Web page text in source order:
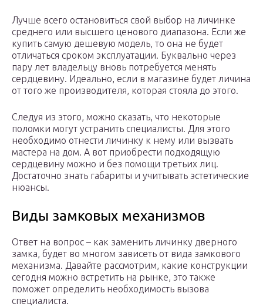
Лучше всего остановиться свой выбор на личинке
среднего или высшего ценового диапазона. Если же
купить самую дешевую модель, то она не будет
отличаться сроком эксплуатации. Буквально через
пару лет владельцу вновь потребуется менять
сердцевину. Идеально, если в магазине будет личина
от того же производителя, которая стояла до этого.
Следуя из этого, можно сказать, что некоторые
поломки могут устранить специалисты. Для этого
необходимо отнести личинку к нему или вызвать
мастера на дом. А вот приобрести подходящую
сердцевину можно и без помощи третьих лиц.
Достаточно знать габариты и учитывать эстетические
нюансы.
Виды замковых механизмов
Ответ на вопрос – как заменить личинку дверного
замка, будет во многом зависеть от вида замкового
механизма. Давайте рассмотрим, какие конструкции
сегодня можно встретить на рынке, это также
поможет определить необходимость вызова
специалиста.